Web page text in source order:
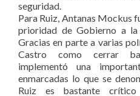
seguridad.
Para Ruiz, Antanas Mockus
prioridad de Gobierno a
Gracias en parte a varias
Castro como cerrar
implementó una
enmarcadas lo que se
Ruiz es bastante